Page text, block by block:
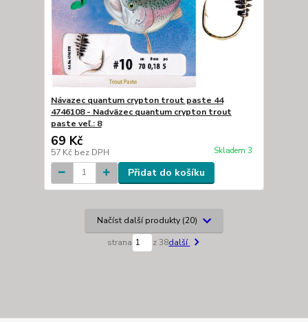
Návazec quantum crypton trout paste 44
4746108 - Nadväzec quantum crypton trout
paste veľ.: 8
69 Kč
57 Kč bez DPH Skladem 3
Přidat do košíku
Načíst další produkty (20)
strana z 38další